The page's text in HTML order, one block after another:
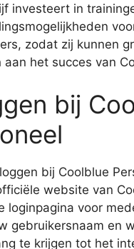
investeert in
zodat zij kunnen
aan het succes van
bij
bij Coolblue
website van
loginpagina voor
gebruikersnaam en
te krijgen tot het